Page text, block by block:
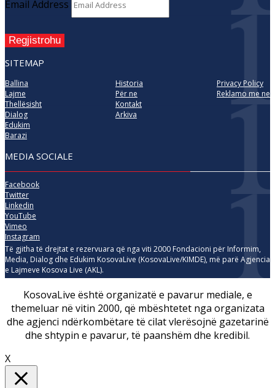
Email Address
Regjistrohu
SITEMAP
Ballina
Lajme
Thellësisht
Dialog
Edukim
Barazi
Historia
Për ne
Kontakt
Arkiva
Privacy Policy
Reklamo me ne
MEDIA SOCIALE
Facebook
Twitter
Linkedin
YouTube
Vimeo
Instagram
Të gjitha të drejtat e rezervuara që nga viti 2000 Fondacioni për Informim,
Media, Dialog dhe Edukim KosovaLive (KosovaLive/KIMDE), më parë Agjencia
e Lajmeve Kosova Live (AKL).
KosovaLive është organizatë e pavarur mediale, e
themeluar në vitin 2000, që mbështetet nga organizata
dhe agjenci ndërkombëtare të cilat vlerësojnë gazetarinë
dhe shtypin e pavarur, të paanshëm dhe kredibil.
X